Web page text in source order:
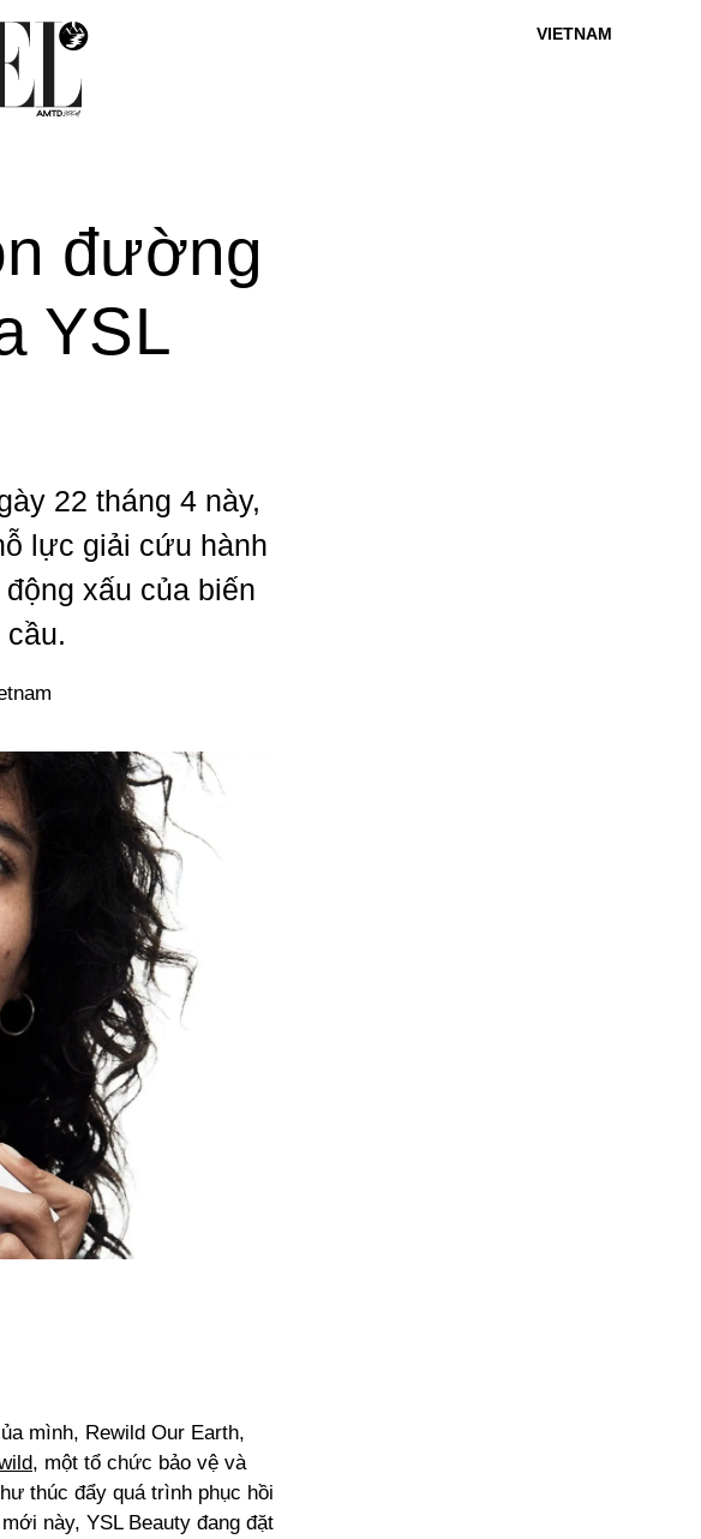
VIETNAM
đường
YSL
22 tháng 4 này,
lực giải cứu hành
xấu của biến
mình, Rewild Our Earth,
, một tổ chức bảo vệ và
thúc đẩy quá trình phục hồi
này, YSL Beauty đang đặt